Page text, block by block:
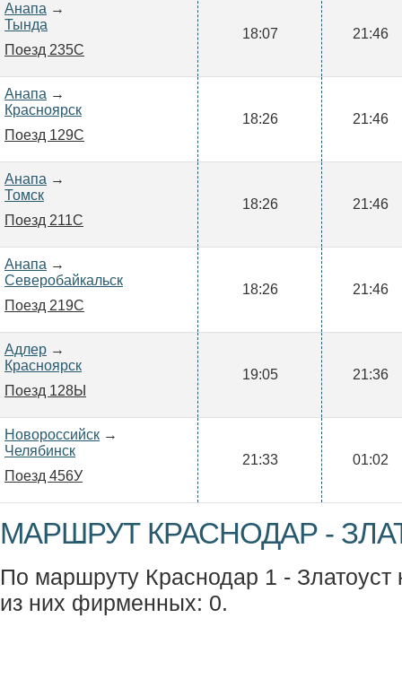
Анапа →
Тында
Поезд 235С
18:07 21:46
Анапа →
Красноярск
Поезд 129С
18:26 21:46
Анапа →
Томск
Поезд 211С
18:26 21:46
Анапа →
Северобайкальск
Поезд 219С
18:26 21:46
Адлер →
Красноярск
Поезд 128Ы
19:05 21:36
Новороссийск →
Челябинск
Поезд 456У
21:33 01:02
МАРШРУТ КРАСНОДАР -
По маршруту Краснодар 1 - Златоуст
из них фирменных: 0.